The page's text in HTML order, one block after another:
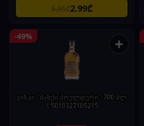
5.95₾2.99₾
-49% +
ვისკი "მანქი შოულდერი" 700 მლ
/ 5010327105215